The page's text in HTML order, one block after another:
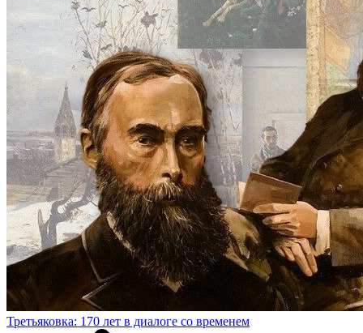
Третьяковка: 170 лет в диалоге со временем